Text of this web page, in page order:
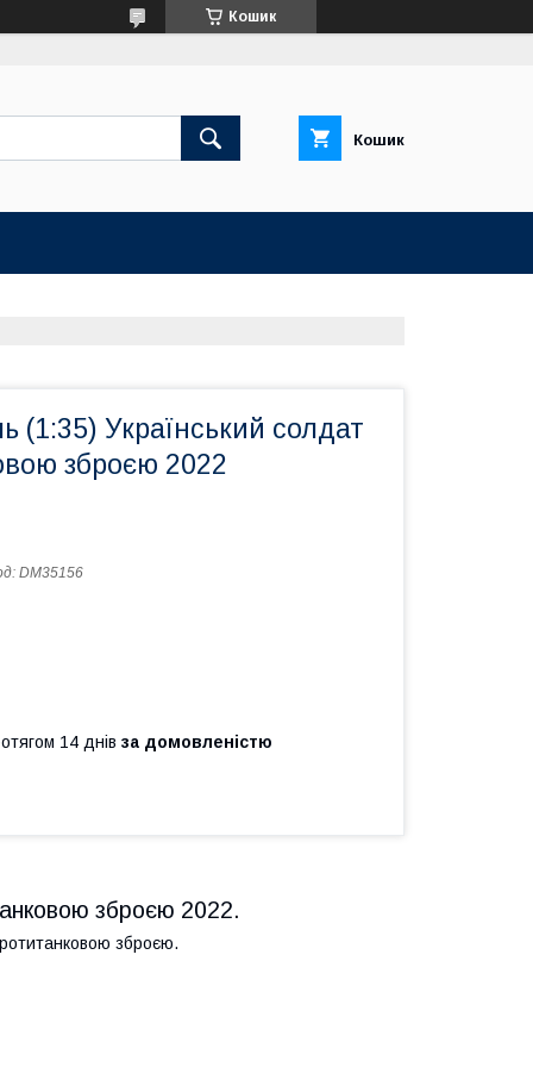
Кошик
Кошик
(1:35) Український солдат
зброєю 2022
DM35156
14 днів за домовленістю
зброєю 2022.
зброєю.